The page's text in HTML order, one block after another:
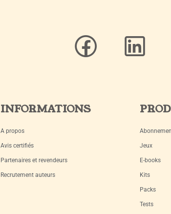
INFORMATIONS
A propos
Avis certifiés
Partenaires et revendeurs
Recrutement auteurs
Jeux
E-books
Kits
Packs
Tests